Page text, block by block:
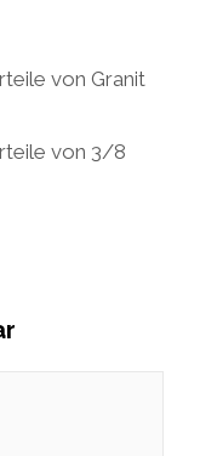
von Granit
von 3/8